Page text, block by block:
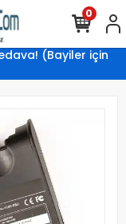
(Bayiler için
0